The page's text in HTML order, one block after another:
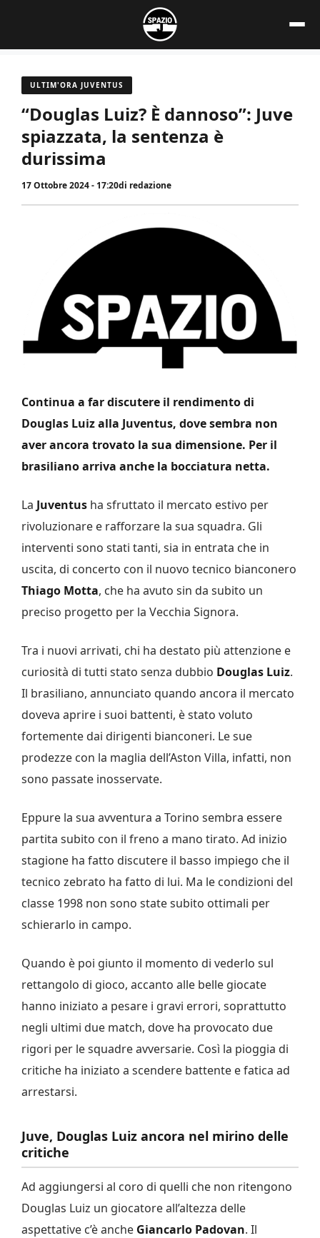
contenuto
ULTIM'ORA JUVENTUS
“Douglas Luiz? È dannoso”: Juve
spiazzata, la sentenza è
durissima
17 Ottobre 2024 - 17:20di redazione
Continua a far discutere il rendimento di
Douglas Luiz alla Juventus, dove sembra non
aver ancora trovato la sua dimensione. Per il
brasiliano arriva anche la bocciatura netta.
La Juventus ha sfruttato il mercato estivo per
rivoluzionare e rafforzare la sua squadra. Gli
interventi sono stati tanti, sia in entrata che in
uscita, di concerto con il nuovo tecnico bianconero
Thiago Motta, che ha avuto sin da subito un
preciso progetto per la Vecchia Signora.
Tra i nuovi arrivati, chi ha destato più attenzione e
curiosità di tutti stato senza dubbio Douglas Luiz.
Il brasiliano, annunciato quando ancora il mercato
doveva aprire i suoi battenti, è stato voluto
fortemente dai dirigenti bianconeri. Le sue
prodezze con la maglia dell’Aston Villa, infatti, non
sono passate inosservate.
Eppure la sua avventura a Torino sembra essere
partita subito con il freno a mano tirato. Ad inizio
stagione ha fatto discutere il basso impiego che il
tecnico zebrato ha fatto di lui. Ma le condizioni del
classe 1998 non sono state subito ottimali per
schierarlo in campo.
Quando è poi giunto il momento di vederlo sul
rettangolo di gioco, accanto alle belle giocate
hanno iniziato a pesare i gravi errori, soprattutto
negli ultimi due match, dove ha provocato due
rigori per le squadre avversarie. Così la pioggia di
critiche ha iniziato a scendere battente e fatica ad
arrestarsi.
Juve, Douglas Luiz ancora nel mirino delle
critiche
Ad aggiungersi al coro di quelli che non ritengono
Douglas Luiz un giocatore all’altezza delle
aspettative c’è anche Giancarlo Padovan. Il